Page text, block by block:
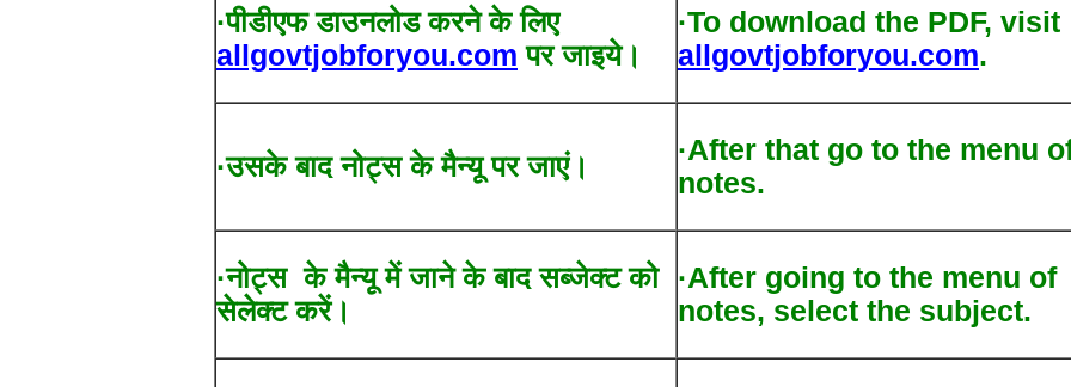
·पीडीएफ डाउनलोड करने के लिए
allgovtjobforyou.com पर जाइये।
·To download the PDF, visit
allgovtjobforyou.com.
·उसके बाद नोट्स के मैन्यू पर जाएं।
·After that go to the menu
notes.
·नोट्स के मैन्यू में जाने के बाद सब्जेक्ट को
सेलेक्ट करें।
·After going to the menu of
notes, select the subject.